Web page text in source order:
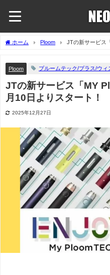
ホーム Ploom
JTの新サービス
Ploom プルームテック/プラス/ウィ
JTの新サービス「MY
月10日よりスタート！
2025年12月27日